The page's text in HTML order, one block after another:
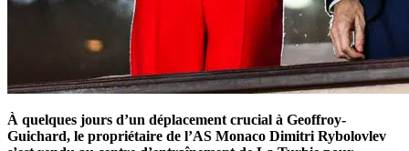
À quelques jours d’un déplacement crucial à Geoffroy-
Guichard, le propriétaire de l’AS Monaco Dimitri Rybolovlev